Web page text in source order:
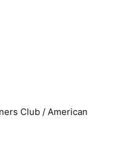
Club / American